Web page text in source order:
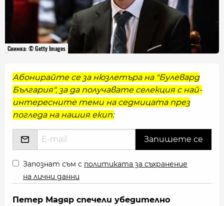
Снимка: © Getty Images
Абонирайте се за нюзлетъра на "Булевард
България", за да получавате селекция с най-
интересните теми на седмицата през
погледа на нашия екип:
Запознат съм с политиката за съхранение
на лични данни
Петер Мадяр спечели убедително